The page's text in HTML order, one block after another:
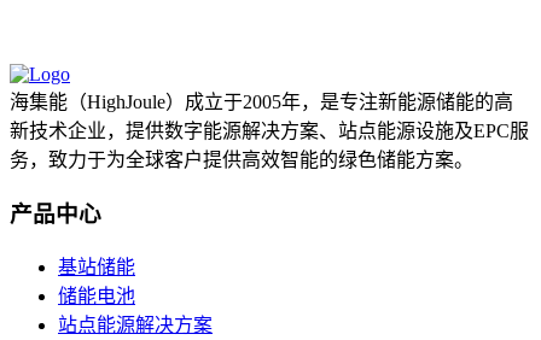
海集能（HighJoule）成立于2005年，是专注新能源储能的高
新技术企业，提供数字能源解决方案、站点能源设施及EPC服
务，致力于为全球客户提供高效智能的绿色储能方案。
产品中心
基站储能
储能电池
站点能源解决方案